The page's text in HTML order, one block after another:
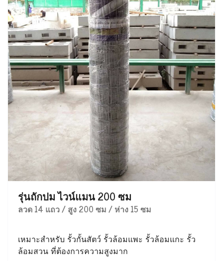
รุ่นถักปม ไวน์แมน 200 ซม
ลวด 14 แถว / สูง 200 ซม / ห่าง 15 ซม
เหมาะสำหรับ รั้วกั้นสัตว์ รั้วล้อมแพะ รั้วล้อมแกะ รั้ว
ล้อมสวน ที่ต้องการความสูงมาก